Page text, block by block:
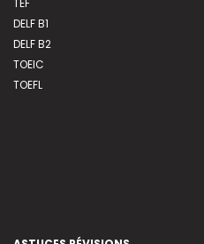
TEF
DELF B1
DELF B2
TOEIC
TOEFL